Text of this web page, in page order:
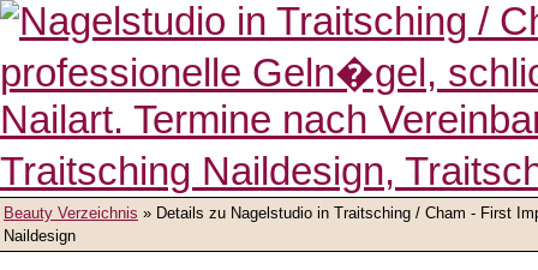
Beauty Verzeichnis » Details zu Nagelstudio in Traitsching / Cham - First
Naildesign